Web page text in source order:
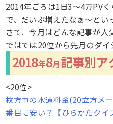
2014年ごろは1日3〜4万PV
で、だいぶ増えたなぁ〜とい
さて、今月はどんな記事が人
ではでは20位から先月のダ
2018年8月記事別ア
<20位>
枚方市の水道料金(20立方メ
番目に安い？【ひらかたクイ